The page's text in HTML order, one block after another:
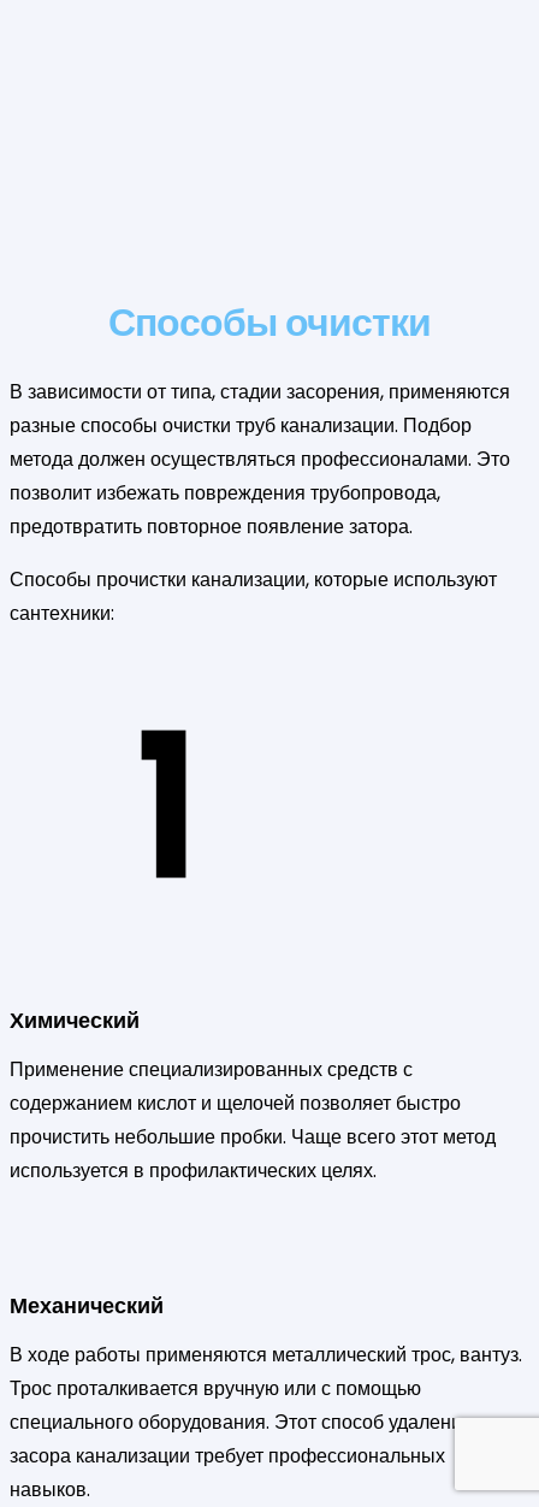
Способы очистки
В зависимости от типа, стадии засорения, применяются
разные способы очистки труб канализации. Подбор
метода должен осуществляться профессионалами. Это
позволит избежать повреждения трубопровода,
предотвратить повторное появление затора.
Способы прочистки канализации, которые используют
сантехники:
Химический
Применение специализированных средств с
содержанием кислот и щелочей позволяет быстро
прочистить небольшие пробки. Чаще всего этот метод
используется в профилактических целях.
Механический
В ходе работы применяются металлический трос, вантуз.
Трос проталкивается вручную или с помощью
специального оборудования. Этот способ удаления
засора канализации требует профессиональных
навыков.